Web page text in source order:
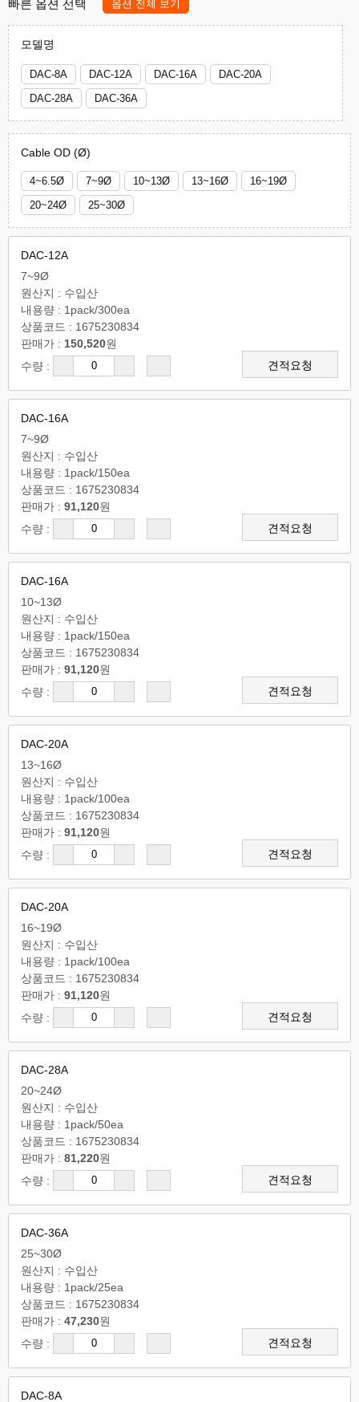
빠른 옵션 선택 옵션 전체 보기
모델명
DAC-8A DAC-12A DAC-16A
DAC-20A
DAC-28A
DAC-36A
Cable OD (Ø)
4~6.5Ø 7~9Ø 10~13Ø 13~16Ø
16~19Ø
20~24Ø
25~30Ø
DAC-12A
7~9Ø
원산지 : 수입산
내용량 : 1pack/300ea
상품코드 : 1675230834
판매가 : 150,520원
수량 :
견적요청
DAC-16A
7~9Ø
원산지 : 수입산
내용량 : 1pack/150ea
상품코드 : 1675230834
판매가 : 91,120원
수량 :
견적요청
DAC-16A
10~13Ø
원산지 : 수입산
내용량 : 1pack/150ea
상품코드 : 1675230834
판매가 : 91,120원
수량 :
견적요청
DAC-20A
13~16Ø
원산지 : 수입산
내용량 : 1pack/100ea
상품코드 : 1675230834
판매가 : 91,120원
수량 :
견적요청
DAC-20A
16~19Ø
원산지 : 수입산
내용량 : 1pack/100ea
상품코드 : 1675230834
판매가 : 91,120원
수량 :
견적요청
DAC-28A
20~24Ø
원산지 : 수입산
내용량 : 1pack/50ea
상품코드 : 1675230834
판매가 : 81,220원
수량 :
견적요청
DAC-36A
25~30Ø
원산지 : 수입산
내용량 : 1pack/25ea
상품코드 : 1675230834
판매가 : 47,230원
수량 :
견적요청
DAC-8A